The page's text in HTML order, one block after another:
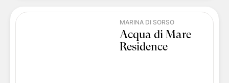
MARINA DI SORSO
Acqua di Mare
Residence